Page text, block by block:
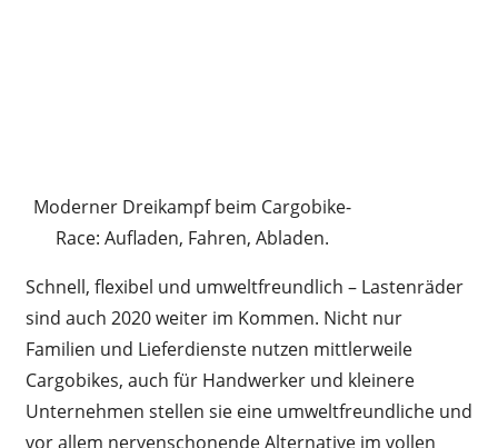
Moderner Dreikampf beim Cargobike-
Race: Aufladen, Fahren, Abladen.
Schnell, flexibel und umweltfreundlich – Lastenräder
sind auch 2020 weiter im Kommen. Nicht nur
Familien und Lieferdienste nutzen mittlerweile
Cargobikes, auch für Handwerker und kleinere
Unternehmen stellen sie eine umweltfreundliche und
vor allem nervenschonende Alternative im vollen